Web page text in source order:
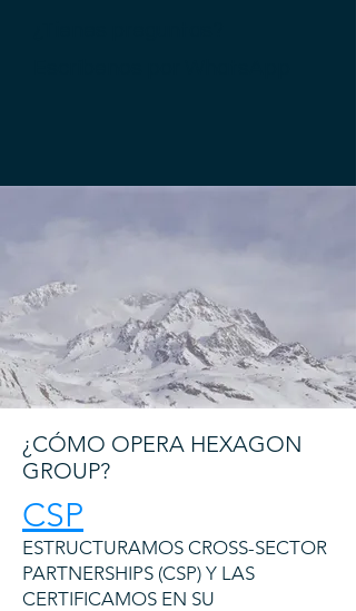
¿CÓMO OPERA HEXAGON
GROUP?
CSP
ESTRUCTURAMOS CROSS-SECTOR
PARTNERSHIPS (CSP) Y LAS
CERTIFICAMOS EN SU